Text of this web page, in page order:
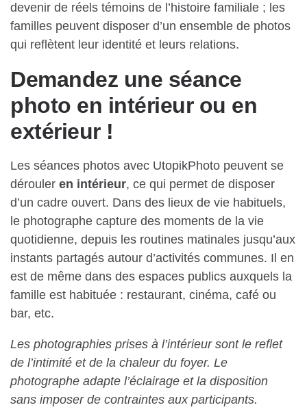
devenir de réels témoins de l’histoire familiale ; les
familles peuvent disposer d’un ensemble de photos
qui reflètent leur identité et leurs relations.
Demandez une séance
photo en intérieur ou en
extérieur !
Les séances photos avec UtopikPhoto peuvent se
dérouler en intérieur, ce qui permet de disposer
d’un cadre ouvert. Dans des lieux de vie habituels,
le photographe capture des moments de la vie
quotidienne, depuis les routines matinales jusqu’aux
instants partagés autour d’activités communes. Il en
est de même dans des espaces publics auxquels la
famille est habituée : restaurant, cinéma, café ou
bar, etc.
Les photographies prises à l’intérieur sont le reflet
de l’intimité et de la chaleur du foyer. Le
photographe adapte l’éclairage et la disposition
sans imposer de contraintes aux participants.